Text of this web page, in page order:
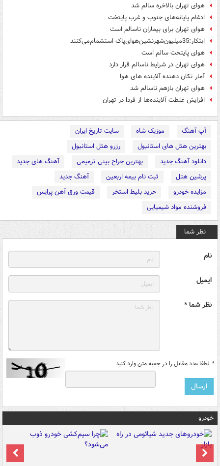
هوای تهران بالاخره سالم شد
ادغام پایانه‌های جنوب و غرب پایتخت
هوای تهران برای بیماران ناسالم است
ابتکار:35میلیون‌شهرنشین‌هوای‌پاک استشمام‌می‌کنند
هوای پایتخت سالم است
هوای تهران در شرایط ناسالم قرار دارد
آمار تکان دهنده آلاینده های هوا
هوای تهران بازهم ناسالم شد
افزایش غلظت آلاینده‌ها از فردا در تهران
آپ آهنگ موزیک شاه
سایت تاریخ ایران
بهترین هتل های استانبول
رزرو هتل استانبول
دانلود آهنگ جدید
بهترین جراح بینی ترمیمی
آهنگ های جدید
پرشین هتل
ثبت نام بیمه اربعین
آهنگ جدید
مزایده خودرو
خرید بلیط استخر
قیمت ورق آهن پرایس
فروشنده مواد شیمیایی
نظر شما
نام
ایمیل
نظر شما *
* لطفا عدد مقابل را در جعبه متن وارد کنید
خودرو